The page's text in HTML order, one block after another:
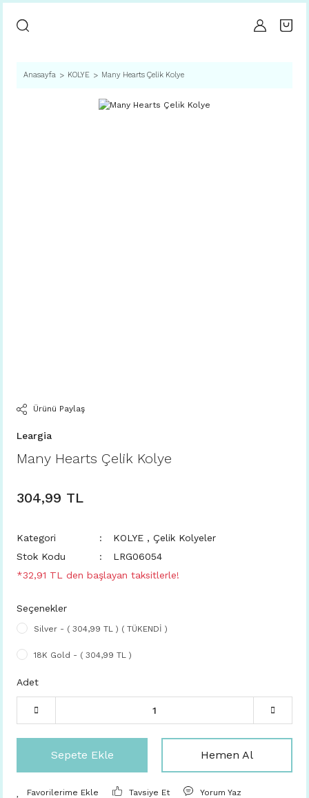
Anasayfa KOLYE Many Hearts Çelik Kolye
Ürünü Paylaş
Leargia
Many Hearts Çelik Kolye
304,99 TL
Kategori KOLYE , Çelik Kolyeler
Stok Kodu
LRG06054
*32,91 TL den başlayan taksitlerle!
Seçenekler
Silver - ( 304,99 TL ) ( TÜKENDİ )
18K Gold - ( 304,99 TL )
Adet
Sepete Ekle Hemen Al
Tavsiye Et Yorum Yaz